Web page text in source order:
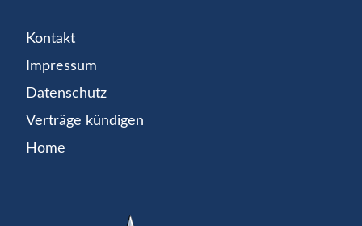
Kontakt
Impressum
Datenschutz
Verträge kündigen
Home